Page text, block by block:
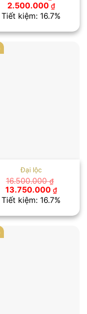
Giá
gốc
là:
2.500.000 ₫Giá
hiện
tại
Tiết kiệm: 16.7%
Đại lộc
16.500.000₫
Giá
gốc
là:
13.750.000 ₫Giá
hiện
tại
Tiết kiệm: 16.7%